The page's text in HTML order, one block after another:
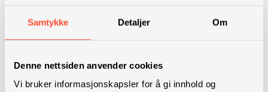
Samtykke Detaljer Om
Denne nettsiden anvender cookies
Vi bruker informasjonskapsler for å gi innhold og
kontakt med venner og bli kjent med nye.
den spede begynnelse i desember 2004
hadde Facebook én million brukere.I dag